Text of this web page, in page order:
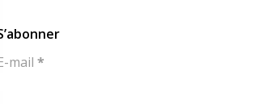
mail *